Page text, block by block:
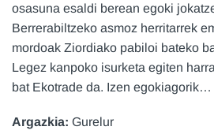
osasuna esaldi berean egoki
Berrerabiltzeko asmoz herritarrek
mordoak Ziordiako pabiloi bateko
Legez kanpoko isurketa egiten
bat Ekotrade da. Izen egokiagorik…
Argazkia: Gurelur